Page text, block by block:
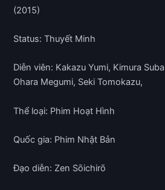
(2015)
Status: Thuyết Minh
Diễn viên: Kakazu Yumi, Kimura
Ohara Megumi, Seki Tomokazu,
Thể loại: Phim Hoạt Hình
Quốc gia: Phim Nhật Bản
Đạo diễn: Zen Sōichirō